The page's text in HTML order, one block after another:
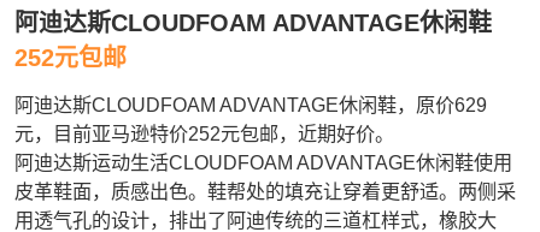
阿迪达斯CLOUDFOAM ADVANTAGE休闲鞋
252元包邮
阿迪达斯CLOUDFOAM ADVANTAGE休闲鞋，原价629
元，目前亚马逊特价252元包邮，近期好价。
阿迪达斯运动生活CLOUDFOAM ADVANTAGE休闲鞋使用
皮革鞋面，质感出色。鞋帮处的填充让穿着更舒适。两侧采
用透气孔的设计，排出了阿迪传统的三道杠样式，橡胶大